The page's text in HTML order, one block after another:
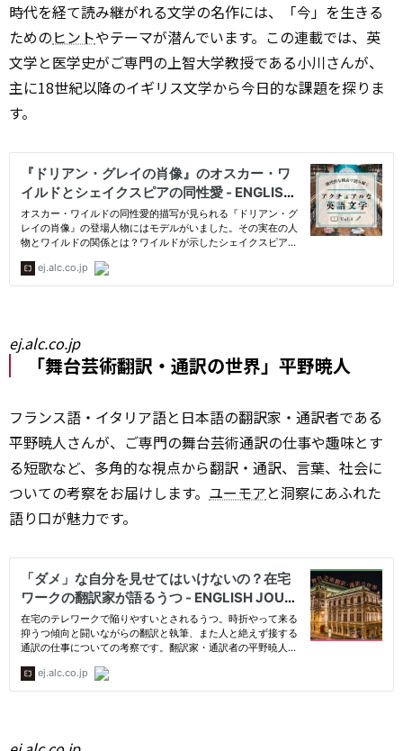
時代を経て読み継がれる文学の名作には、「今」を生きる
ためのヒントやテーマが潜んでいます。この連載では、英
文学と医学史がご専門の上智大学教授である小川さんが、
主に18世紀以降のイギリス文学から今日的な課題を探りま
す。
ej.alc.co.jp
「舞台芸術翻訳・通訳の世界」平野暁人
フランス語・イタリア語と日本語の翻訳家・通訳者である
平野暁人さんが、ご専門の舞台芸術通訳の仕事や趣味とす
る短歌など、多角的な視点から翻訳・通訳、言葉、社会に
ついての考察をお届けします。 ユーモアと洞察にあふれた
語り口が魅力です。